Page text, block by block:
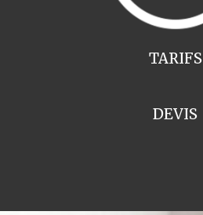
TARIFS
DEVIS